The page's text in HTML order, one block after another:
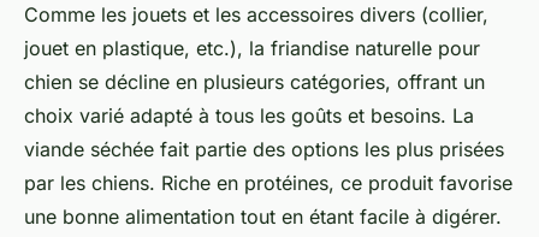
Comme les jouets et les accessoires divers (collier,
jouet en plastique, etc.), la friandise naturelle pour
chien se décline en plusieurs catégories, offrant un
choix varié adapté à tous les goûts et besoins. La
viande séchée fait partie des options les plus prisées
par les chiens. Riche en protéines, ce produit favorise
une bonne alimentation tout en étant facile à digérer.